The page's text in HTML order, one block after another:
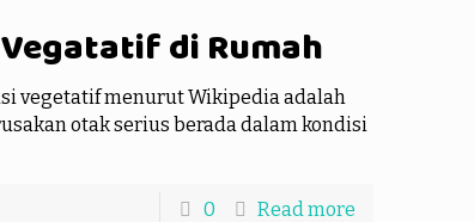
di Rumah
vegetatif menurut Wikipedia adalah
otak serius berada dalam kondisi
0 Read more